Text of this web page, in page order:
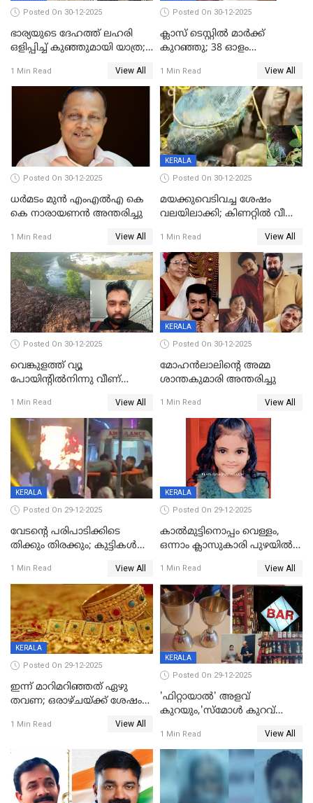
Posted On 30-12-2025
ഭാര്യയുടെ ദേഹത്ത് ലഹരി
ഒളിപ്പിച്ച് കുഞ്ഞുമായി യാത്ര;
പിടികൂടി പൊലീസ്
1 Min Read View All
Posted On 30-12-2025
ക്ലാസ് ടെസ്റ്റിൽ മാർക്ക്
കുറഞ്ഞു; 38 ഓളം
സെന്ററിലെ അധ്യാപകന്‍
മർദിച്ചതായി പരാതി
1 Min Read View All
Posted On 30-12-2025
ധർമടം മുൻ എംഎല്‍എ കെ
കെ നാരായണന്‍ അന്തരിച്ചു
1 Min Read View All
KERALA
Posted On 30-12-2025
മയക്കുവെടിവച്ച ശേഷം
വലയിലാക്കി; കിണറ്റിൽ വീണ
1 Min Read View All
Posted On 30-12-2025
വെങ്കുളത്ത് വ്യൂ
പോയിന്റിൽനിന്നു വീണ്
1 Min Read View All
KERALA
Posted On 30-12-2025
മോഹന്‍ലാലിന്‍റെ അമ്മ
ശാന്തകുമാരി അന്തരിച്ചു
1 Min Read View All
KERALA
Posted On 29-12-2025
വേടന്റെ പരിപാടിക്കിടെ
തിക്കും തിരക്കും; കുട്ടികള്‍
പരിക്ക്; പാളം മറികടന്ന
യുവാവ് ട്രെയിന്‍ തട്ടി മരിച്ചു
1 Min Read View All
KERALA
Posted On 29-12-2025
കാൽമുട്ടിനൊപ്പം വെള്ളം,
ഒന്നാം ക്ലാസുകാരി പുഴയിൽ
കുട്ടികൾക്കൊപ്പം
കളിക്കുന്നതിനിടെ
1 Min Read View All
KERALA
Posted On 29-12-2025
ഇന്ന് മാറിമറിഞ്ഞത് ഏഴു
തവണ; ഒരാഴ്ചയ്ക്ക് ശേഷം
1 Min Read View All
KERALA
Posted On 29-12-2025
'ഫിറ്റായാൽ' അളവ്
കുറയും,'സ്‌മോൾ കുറവ്
പിഴ
1 Min Read View All